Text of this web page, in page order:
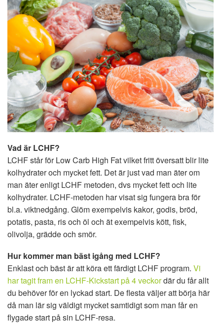
Vad är LCHF?
LCHF står för Low Carb High Fat vilket fritt översatt blir lite
kolhydrater och mycket fett. Det är just vad man äter om
man äter enligt LCHF metoden, dvs mycket fett och lite
kolhydrater. LCHF-metoden har visat sig fungera bra för
bl.a. viktnedgång. Glöm exempelvis kakor, godis, bröd,
potatis, pasta, ris och öl och ät exempelvis kött, fisk,
olivolja, grädde och smör.
Hur kommer man bäst igång med LCHF?
Enklast och bäst är att köra ett färdigt LCHF program. Vi
har tagit fram en LCHF-Kickstart på 4 veckordär du får allt
du behöver för en lyckad start. De flesta väljer att börja här
då man lär sig väldigt mycket samtidigt som man får en
flygade start på sin LCHF-resa.